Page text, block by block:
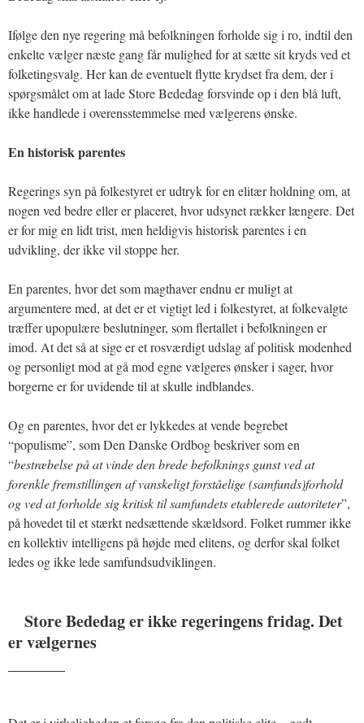
Ifølge den nye regering må befolkningen forholde sig i ro, indtil den
enkelte vælger næste gang får mulighed for at sætte sit kryds ved et
folketingsvalg. Her kan de eventuelt flytte krydset fra dem, der i
spørgsmålet om at lade Store Bededag forsvinde op i den blå luft,
ikke handlede i overensstemmelse med vælgerens ønske.
En historisk parentes
Regerings syn på folkestyret er udtryk for en elitær holdning om, at
nogen ved bedre eller er placeret, hvor udsynet rækker længere. Det
er for mig en lidt trist, men heldigvis historisk parentes i en
udvikling, der ikke vil stoppe her.
En parentes, hvor det som magthaver endnu er muligt at
argumentere med, at det er et vigtigt led i folkestyret, at folkevalgte
træffer upopulære beslutninger, som flertallet i befolkningen er
imod. At det så at sige er et rosværdigt udslag af politisk modenhed
og personligt mod at gå mod egne vælgeres ønsker i sager, hvor
borgerne er for uvidende til at skulle indblandes.
Og en parentes, hvor det er lykkedes at vende begrebet
“populisme”, som Den Danske Ordbog beskriver som en
“bestræbelse på at vinde den brede befolknings gunst ved at
forenkle fremstillingen af vanskeligt forståelige (samfunds)forhold
og ved at forholde sig kritisk til samfundets etablerede autoriteter”,
på hovedet til et stærkt nedsættende skældsord. Folket rummer ikke
en kollektiv intelligens på højde med elitens, og derfor skal folket
ledes og ikke lede samfundsudviklingen.
Store Bededag er ikke regeringens fridag. Det
er vælgernes